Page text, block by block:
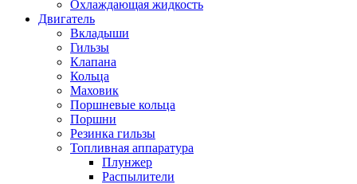
Охлаждающая жидкость
Двигатель
Вкладыши
Гильзы
Клапана
Кольца
Маховик
Поршневые кольца
Поршни
Резинка гильзы
Топливная аппаратура
Плунжер
Распылители